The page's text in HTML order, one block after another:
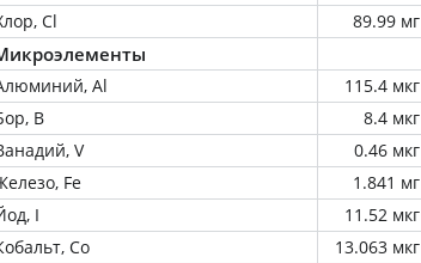
Cl
89.99 мг
Al 115.4 мкг
B
8.4 мкг
V
0.46 мкг
Fe
1.841 мг
I
11.52 мкг
Co
13.063 мкг